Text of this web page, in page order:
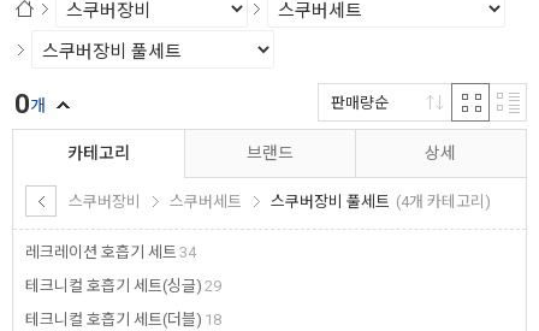
카테고리
스쿠버장비 스쿠버세트 스쿠버장비 풀세트 (4개 카테고리)
레크레이션 호흡기 세트 34
테크니컬 호흡기 세트(싱글) 29
테크니컬 호흡기 세트(더블) 18
브랜드 상세
0개 판매량순